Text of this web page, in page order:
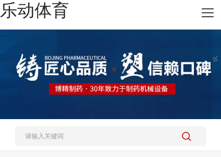
乐动体育
网站乐动体育
施工案例
人才招聘